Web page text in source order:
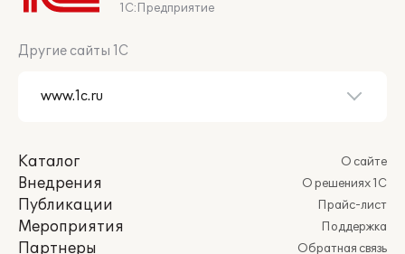
1С:Предприятие
Другие сайты 1С
Каталог
Внедрения
Публикации
Мероприятия
Партнеры
О сайте
О решениях 1С
Прайс-лист
Поддержка
Обратная связь